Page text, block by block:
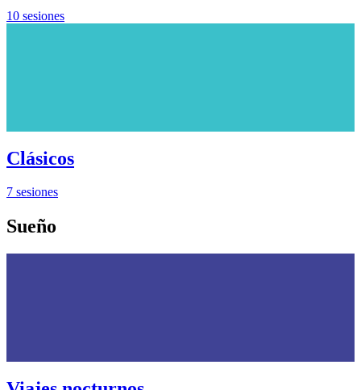
10 sesiones
Clásicos
7 sesiones
Sueño